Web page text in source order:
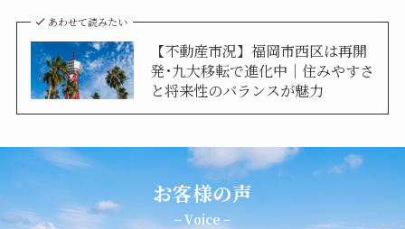
あわせて読みたい
【不動産市況】福岡市西区は再開
発･九大移転で進化中│住みやすさ
と将来性のバランスが魅力
お客様の声
– Voice –